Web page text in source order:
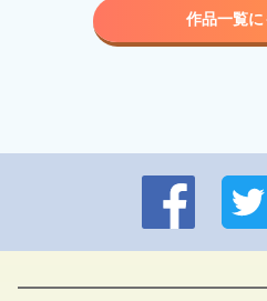
作品一覧に